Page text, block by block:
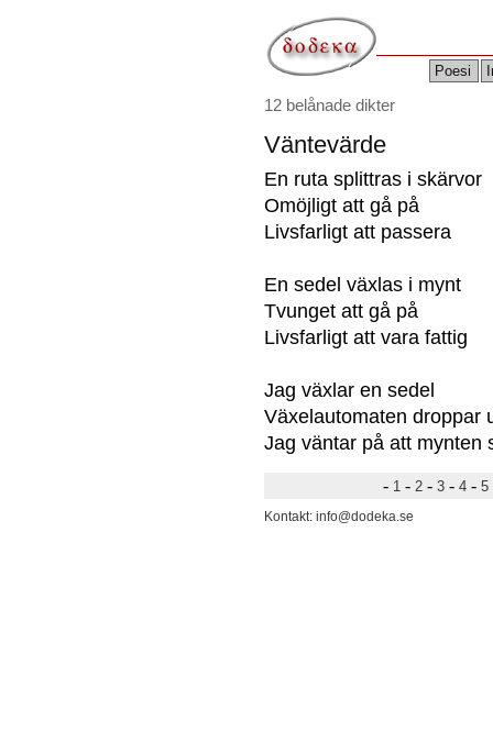
Poesi
12 belånade dikter
Väntevärde
En ruta splittras i skärvor
Omöjligt att gå på
Livsfarligt att passera
En sedel växlas i mynt
Tvunget att gå på
Livsfarligt att vara fattig
Jag växlar en sedel
Växelautomaten droppar
Jag väntar på att mynten
-1 -2 -3 -4 -5
Kontakt: info@dodeka.se